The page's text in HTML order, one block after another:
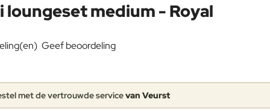
medium - Royal
met de vertrouwde servicevan Veurst
Geef beoordeling